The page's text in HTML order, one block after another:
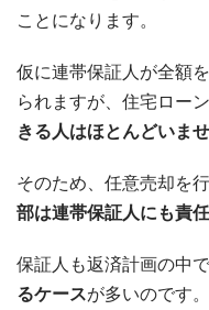
ことになります。
仮に連帯保証人が全額
られますが、住宅ロー
きる人はほとんどいませ
そのため、任意売却を
部は連帯保証人にも責
保証人も返済計画の中で
るケースが多いのです。